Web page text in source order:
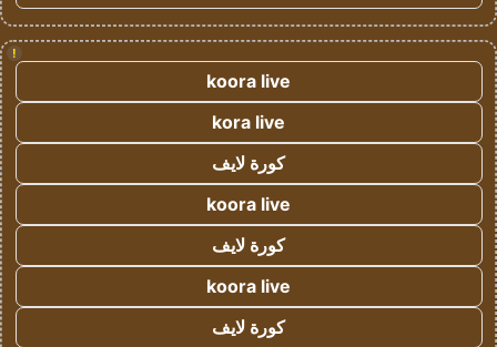
!
koora live
kora live
كورة لايف
koora live
كورة لايف
koora live
كورة لايف